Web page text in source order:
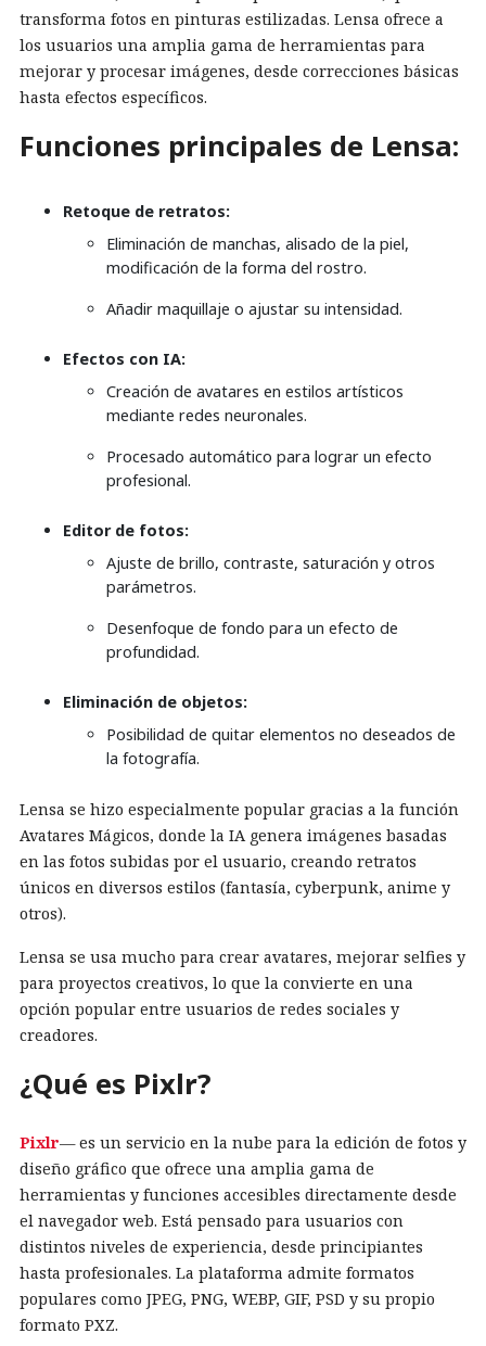
transforma fotos en pinturas estilizadas. Lensa ofrece a
los usuarios una amplia gama de herramientas para
mejorar y procesar imágenes, desde correcciones básicas
hasta efectos específicos.
Funciones principales de Lensa:
Retoque de retratos:
Eliminación de manchas, alisado de la piel,
modificación de la forma del rostro.
Añadir maquillaje o ajustar su intensidad.
Efectos con IA:
Creación de avatares en estilos artísticos
mediante redes neuronales.
Procesado automático para lograr un efecto
profesional.
Editor de fotos:
Ajuste de brillo, contraste, saturación y otros
parámetros.
Desenfoque de fondo para un efecto de
profundidad.
Eliminación de objetos:
Posibilidad de quitar elementos no deseados de
la fotografía.
Lensa se hizo especialmente popular gracias a la función
Avatares Mágicos, donde la IA genera imágenes basadas
en las fotos subidas por el usuario, creando retratos
únicos en diversos estilos (fantasía, cyberpunk, anime y
otros).
Lensa se usa mucho para crear avatares, mejorar selfies y
para proyectos creativos, lo que la convierte en una
opción popular entre usuarios de redes sociales y
creadores.
¿Qué es Pixlr?
Pixlr— es un servicio en la nube para la edición de fotos y
diseño gráfico que ofrece una amplia gama de
herramientas y funciones accesibles directamente desde
el navegador web. Está pensado para usuarios con
distintos niveles de experiencia, desde principiantes
hasta profesionales. La plataforma admite formatos
populares como JPEG, PNG, WEBP, GIF, PSD y su propio
formato PXZ.